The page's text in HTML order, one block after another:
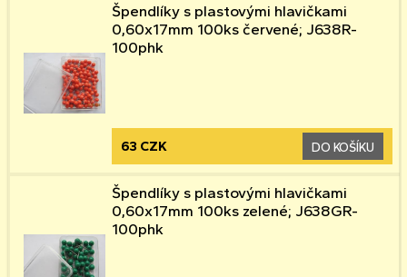
Špendlíky s plastovými hlavičkami
0,60x17mm 100ks červené; J638R-
100phk
63 CZK DO KOŠÍKU
Špendlíky s plastovými hlavičkami
0,60x17mm 100ks zelené; J638GR-
100phk